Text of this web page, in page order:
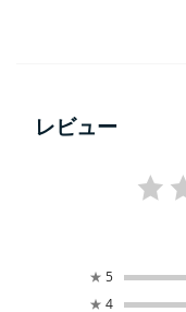
レビュー
★ 5
★ 4